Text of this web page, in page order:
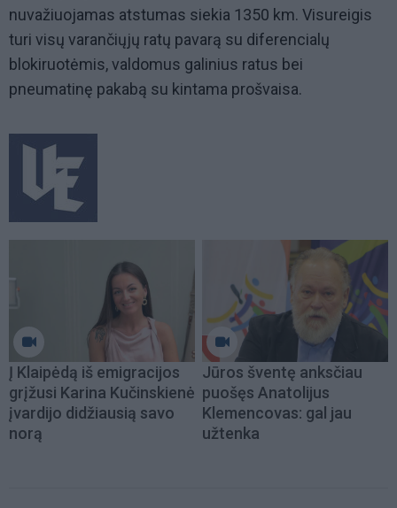
nuvažiuojamas atstumas siekia 1350 km. Visureigis
turi visų varančiųjų ratų pavarą su diferencialų
blokiruotėmis, valdomus galinius ratus bei
pneumatinę pakabą su kintama prošvaisa.
Į Klaipėdą iš emigracijos
grįžusi Karina Kučinskienė
įvardijo didžiausią savo
norą
Jūros šventę anksčiau
puošęs Anatolijus
Klemencovas: gal jau
užtenka